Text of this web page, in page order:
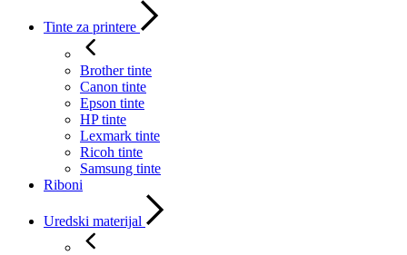
Tinte za printere
Brother tinte
Canon tinte
Epson tinte
HP tinte
Lexmark tinte
Ricoh tinte
Samsung tinte
Riboni
Uredski materijal